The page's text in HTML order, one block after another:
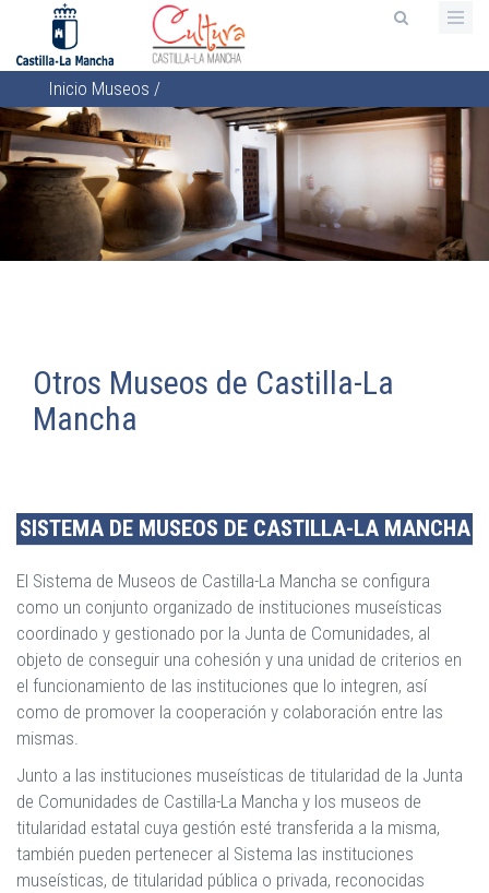
contenido
principal
Sobrescribir
enlaces
de
ayuda
la
Inicio Museos /
Otros Museos de Castilla-La
Mancha
SISTEMA DE MUSEOS DE CASTILLA-LA MANCHA
El Sistema de Museos de Castilla-La Mancha se configura
como un conjunto organizado de instituciones museísticas
coordinado y gestionado por la Junta de Comunidades, al
objeto de conseguir una cohesión y una unidad de criterios en
el funcionamiento de las instituciones que lo integren, así
como de promover la cooperación y colaboración entre las
mismas.
Junto a las instituciones museísticas de titularidad de la Junta
de Comunidades de Castilla-La Mancha y los museos de
titularidad estatal cuya gestión esté transferida a la misma,
también pueden pertenecer al Sistema las instituciones
museísticas, de titularidad pública o privada, reconocidas